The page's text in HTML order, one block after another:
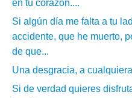
en tu corazón....
Si algún día me falta a tu
accidente, que he muerto,
de que...
Una desgracia, a
Si de verdad quieres